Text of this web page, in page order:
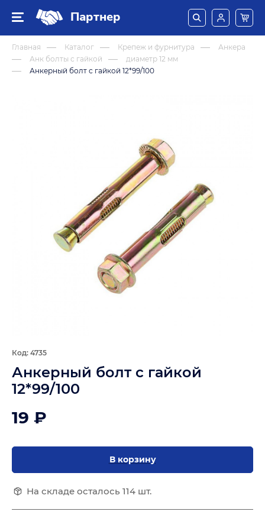
Партнер
Главная Каталог Крепеж и фурнитура
Анкера
Анк болты с гайкой
диаметр 12 мм
Анкерный болт с гайкой 12*99/100
Код: 4735
Анкерный болт с гайкой
12*99/100
19 ₽
В корзину
На складе осталось 114 шт.